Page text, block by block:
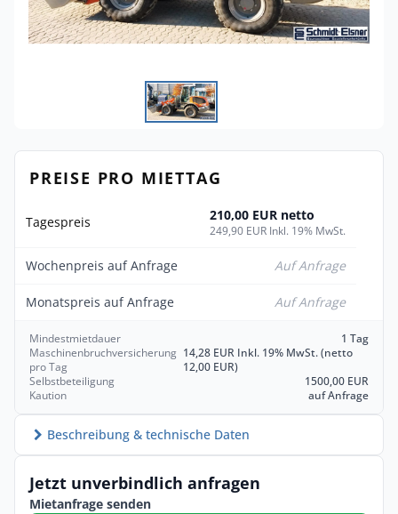
PREISE PRO MIETTAG
Tagespreis 210,00 EUR netto
249,90 EUR Inkl. 19% MwSt.
Wochenpreis auf Anfrage Auf Anfrage
Monatspreis auf Anfrage Auf Anfrage
Mindestmietdauer
1 Tag
Maschinenbruchversicherung
pro Tag
14,28 EUR Inkl. 19% MwSt. (netto
12,00 EUR)
Selbstbeteiligung
1500,00 EUR
Kaution
auf Anfrage
Beschreibung & technische Daten
Jetzt unverbindlich anfragen
Mietanfrage senden